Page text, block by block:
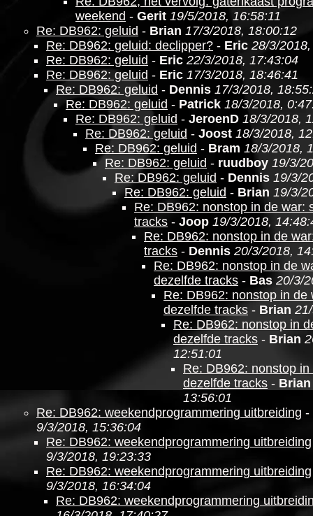
weekend - Gerit 19/5/2018, 16:58:11
Re: DB962: geluid - Brian 17/3/2018, 18:00:12
Re: DB962: geluid: declipper? - Eric 28/3/
Re: DB962: geluid - Eric 22/3/2018, 17:43:04
Re: DB962: geluid - Eric 17/3/2018, 18:46:41
Re: DB962: geluid - Dennis 17/3/2018,
Re: DB962: geluid - Patrick 18/3/2018,
Re: DB962: geluid - JeroenD 18/3/2018,
Re: DB962: geluid - Joost 18/3/2018,
Re: DB962: geluid - Bram 18/3/2018,
Re: DB962: geluid - ruudboy 19/3/
Re: DB962: geluid - Dennis 19/3/
Re: DB962: geluid - Brian 19/3/
Re: DB962: nonstop in de war:
tracks - Joop 19/3/2018,
Re: DB962: nonstop in de
tracks - Dennis 20/3/2018,
Re: DB962: nonstop in de
dezelfde tracks - Bas 20/3/
Re: DB962: nonstop in de
dezelfde tracks - Brian
Re: DB962: nonstop in
dezelfde tracks - Brian
12:51:01
Re: DB962: nonstop
dezelfde tracks - Brian
13:56:01
Re: DB962: weekendprogrammering uitbreiding -
9/3/2018, 15:36:04
Re: DB962: weekendprogrammering uitbreiding
9/3/2018, 19:23:33
Re: DB962: weekendprogrammering uitbreiding
9/3/2018, 16:34:04
Re: DB962: weekendprogrammering